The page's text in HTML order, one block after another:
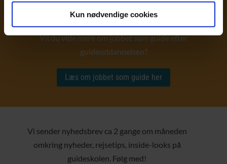
Kun nødvendige cookies
Alle dage er stort set forskellige, når du arbejder som
guide.
Vil du vide mere om jobbet som guide efter
guideuddannelsen?
Læs om jobbet som guide her
Vi sender nyhedsbrev ca 2 gange om måneden
omkring nyheder, rejsetips, inside-looks på
guideskolen. Følg med!